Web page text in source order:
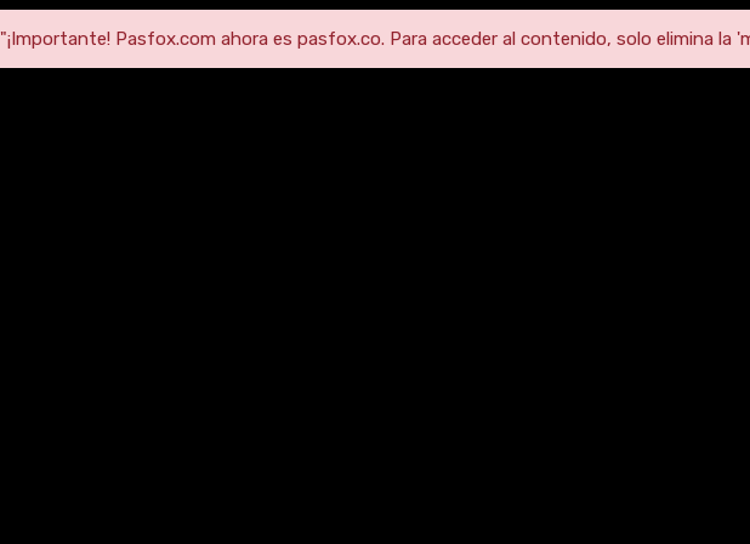
"¡Importante! Pasfox.com ahora es pasfox.co. Para acceder al contenido, solo elimina la